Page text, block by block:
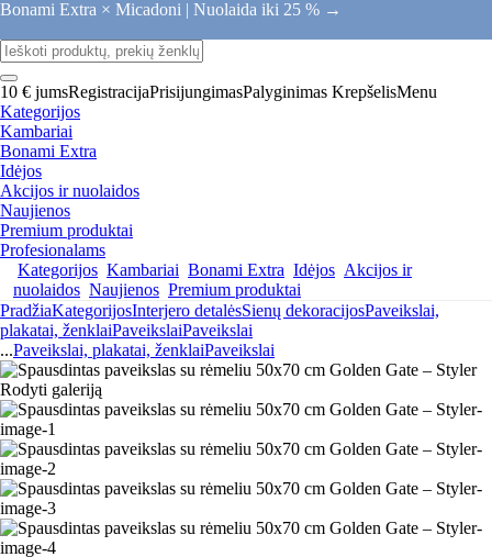
Bonami Extra × Micadoni | Nuolaida iki 25 % →
10 € jumsRegistracijaPrisijungimasPalyginimas KrepšelisMenu
Kategorijos
Kambariai
Bonami Extra
Idėjos
Akcijos ir nuolaidos
Naujienos
Premium produktai
Profesionalams
Kategorijos Kambariai Bonami Extra Idėjos Akcijos ir
nuolaidos Naujienos Premium produktai
PradžiaKategorijosInterjero detalėsSienų dekoracijosPaveikslai,
plakatai, ženklaiPaveikslaiPaveikslai
...Paveikslai, plakatai, ženklaiPaveikslai
Rodyti galeriją